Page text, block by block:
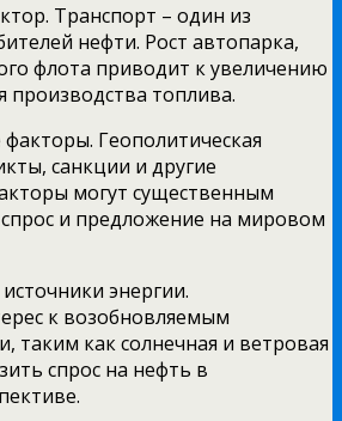
Транспорт – один из
нефти. Рост автопарка,
флота приводит к увеличению
производства топлива.
Геополитическая
санкции и другие
могут существенным
и предложение на мировом
энергии.
к возобновляемым
таким как солнечная и ветровая
спрос на нефть в